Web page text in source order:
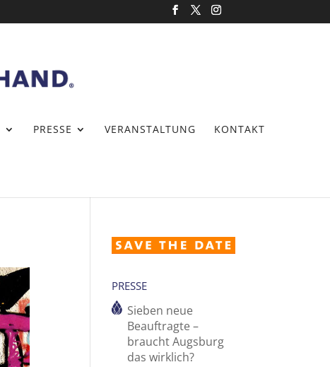
PRESSE VERANSTALTUNG KONTAKT
PRESSE
Sieben neue
Beauftragte –
braucht Augsburg
das wirklich?